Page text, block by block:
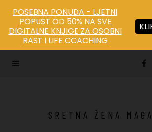
SRETNA ŽENA
POSEBNA PONUDA - LJETNI
POPUST OD 50% NA SVE
DIGITALNE KNJIGE ZA OSOBNI
RAST I LIFE COACHING